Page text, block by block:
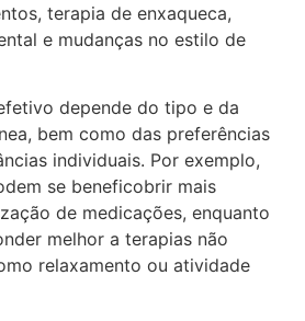
terapia de enxaqueca,
e mudanças no estilo de
depende do tipo e da
bem como das preferências
individuais. Por exemplo,
se beneficobrir mais
de medicações, enquanto
melhor a terapias não
relaxamento ou atividade